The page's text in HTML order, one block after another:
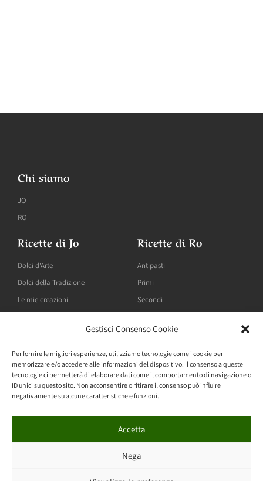
Gestisci Consenso Cookie
Per fornire le migliori esperienze, utilizziamo tecnologie come i cookie per
memorizzare e/o accedere alle informazioni del dispositivo. Il consenso a queste
tecnologie ci permetterà di elaborare dati come il comportamento di navigazione o
ID unici su questo sito. Non acconsentire o ritirare il consenso può influire
negativamente su alcune caratteristiche e funzioni.
Accetta
Nega
Chi siamo
JO
RO
Ricette di Jo
Dolci d'Arte
Dolci della Tradizione
Le mie creazioni
Ricette di Ro
Antipasti
Primi
Secondi
Blog
"Dolci" pensieri
Pensieri "Sotto Sale"
Made with bySimona Cassisa– copyright Sciauro 2022 –
privacy policy–cookie policy